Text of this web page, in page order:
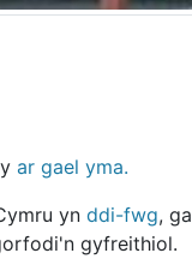
ar gael yma.
yn ddi-fwg,
gyfreithiol.